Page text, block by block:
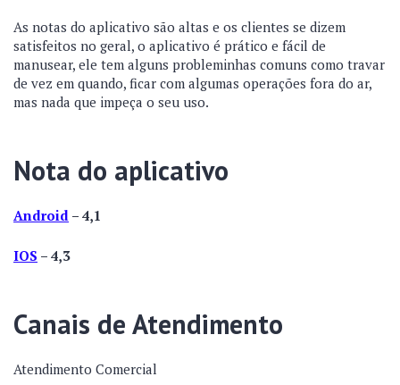
As notas do aplicativo são altas e os clientes se dizem
satisfeitos no geral, o aplicativo é prático e fácil de
manusear, ele tem alguns probleminhas comuns como travar
de vez em quando, ficar com algumas operações fora do ar,
mas nada que impeça o seu uso.
Nota do aplicativo
Android – 4,1
IOS – 4,3
Canais de Atendimento
Atendimento Comercial